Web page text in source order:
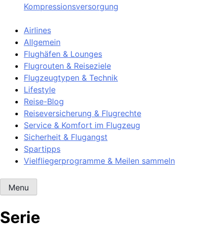
Kompressionsversorgung
Airlines
Allgemein
Flughäfen & Lounges
Flugrouten & Reiseziele
Flugzeugtypen & Technik
Lifestyle
Reise-Blog
Reiseversicherung & Flugrechte
Service & Komfort im Flugzeug
Sicherheit & Flugangst
Spartipps
Vielfliegerprogramme & Meilen sammeln
Menu
Serie